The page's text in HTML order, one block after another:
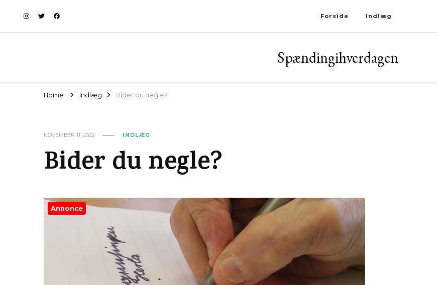
Forside Indlæg
Spændingihverdagen
Home Indlæg Bider du negle?
NOVEMBER 11, 2022 INDLÆG
Bider du negle?
Annonce